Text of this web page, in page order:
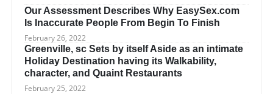
Our Assessment Describes Why EasySex.com
Is Inaccurate People From Begin To Finish
February 26, 2022
Greenville, sc Sets by itself Aside as an intimate
Holiday Destination having its Walkability,
character, and Quaint Restaurants
February 25, 2022